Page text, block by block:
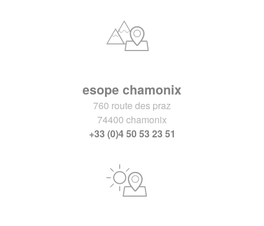
esope chamonix
760 route des praz
74400 chamonix
+33 (0)4 50 53 23 51